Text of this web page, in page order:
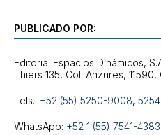
PUBLICADO POR:
Editorial Espacios Dinámicos,
Tels.: +52 (55) 5250-9008,
WhatsApp: +52 1 (55) 7541-4383